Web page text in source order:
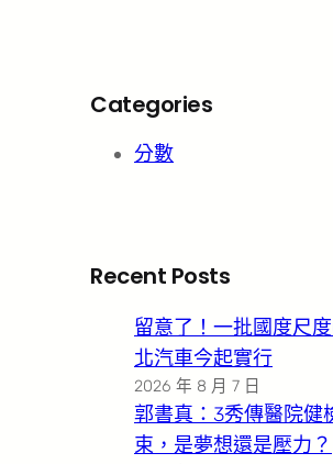
Categories
分數
Recent Posts
留意了！一批國度尺
北汽車今起實行
2026 年 8 月 7 日
郭書真：3秀傳醫院健
束，是夢想還是壓力？